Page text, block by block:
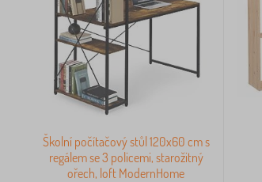
Školní počítačový stůl 120x60 cm s
regálem se 3 policemi, starožitný
ořech, loft ModernHome